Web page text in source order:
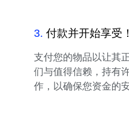
3. 付款并开始享受！
支付您的物品以让其
们与值得信赖，持有
作，以确保您资金的安